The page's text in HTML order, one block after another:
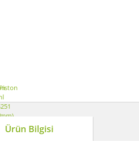
Ürün Bilgisi